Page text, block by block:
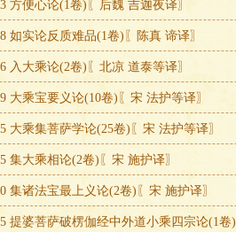
方便心论(1卷)〖后魏 吉迦夜译〗
如实论反质难品(1卷)〖陈真 谛译〗
入大乘论(2卷)〖北凉 道泰等译〗
大乘宝要义论(10卷)〖宋 法护等译〗
大乘集菩萨学论(25卷)〖宋 法护等译〗
集大乘相论(2卷)〖宋 施护译〗
集诸法宝最上义论(2卷)〖宋 施护译〗
提婆菩萨破楞伽经中外道小乘四宗论(1